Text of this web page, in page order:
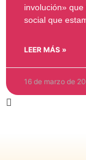
involución»
social que
LEER MÁS »
16 de marzo de